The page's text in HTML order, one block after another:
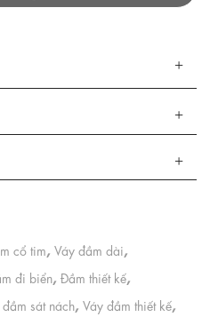
cổ tim, Váy đầm dài,
đi biển, Đầm thiết kế,
sát nách, Váy đầm thiết kế,